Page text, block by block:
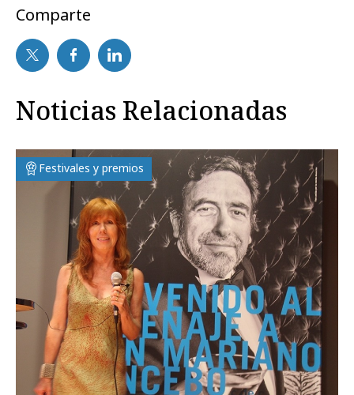
Comparte
Noticias Relacionadas
Festivales y premios